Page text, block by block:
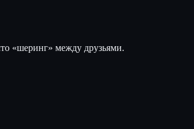
«шеринг» между друзьями.